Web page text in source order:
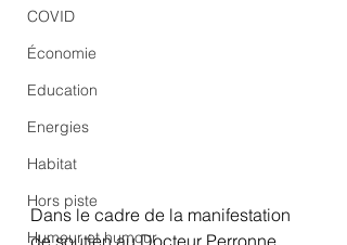
COVID
Économie
Education
Energies
Habitat
Hors piste
Humeur et humour
Dans le cadre de la manifestation